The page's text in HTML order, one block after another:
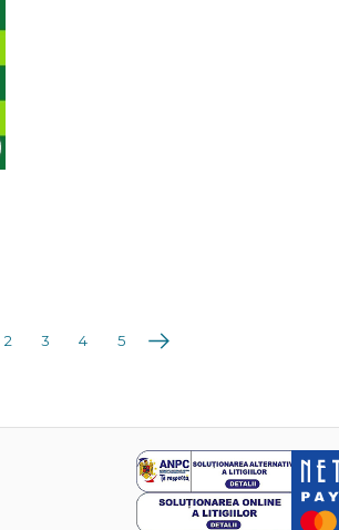
2 3 4 5 Următoarea